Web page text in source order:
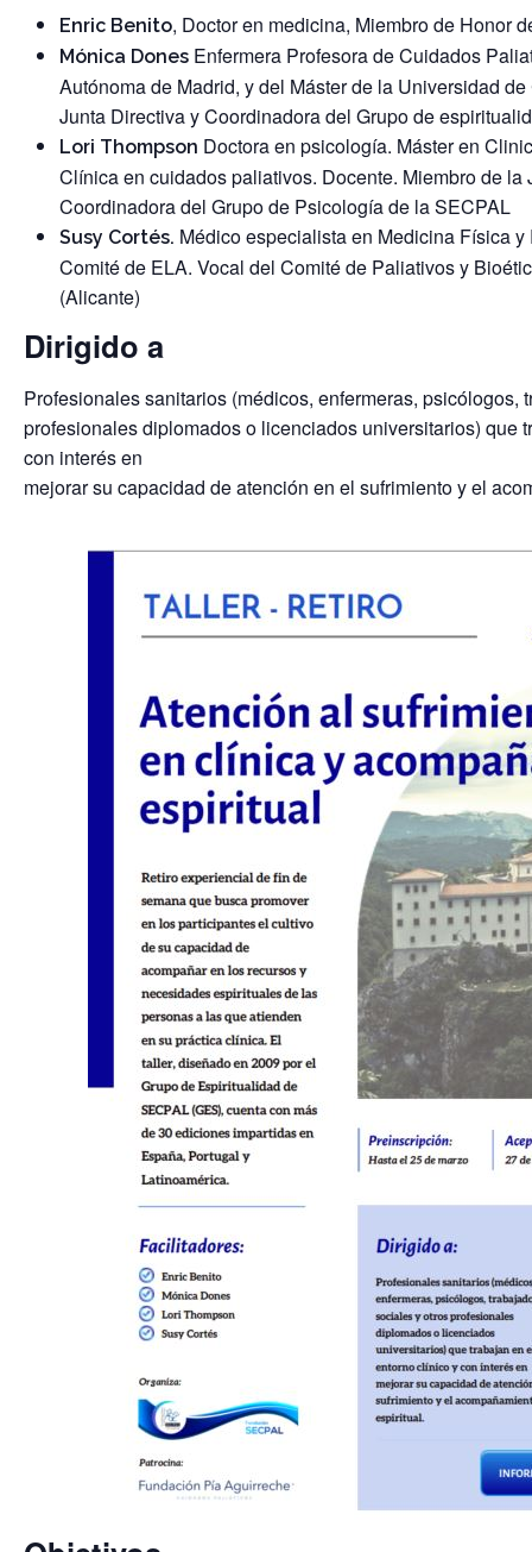
Enric Benito, Doctor en medicina, Miembro de Honor
Mónica Dones Enfermera Profesora de Cuidados
Autónoma de Madrid, y del Máster de la Universidad
Junta Directiva y Coordinadora del Grupo de
Lori Thompson Doctora en psicología. Máster en
Clínica en cuidados paliativos. Docente. Miembro de la
Coordinadora del Grupo de Psicología de la SECPAL
Susy Cortés. Médico especialista en Medicina Física
Comité de ELA. Vocal del Comité de Paliativos y
(Alicante)
Dirigido a
Profesionales sanitarios (médicos, enfermeras, psicólogos,
profesionales diplomados o licenciados universitarios) que
con interés en
mejorar su capacidad de atención en el sufrimiento y el